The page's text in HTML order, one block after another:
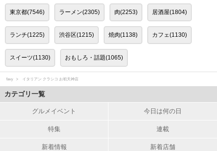
東京都(7546) ラーメン(2305) 肉(2253) 居酒屋(1804)
ランチ(1225) 渋谷区(1215) 焼肉(1138) カフェ(1130)
スイーツ(1130) おもしろ・話題(1065)
favy イタリアン クラシコ お初天神店
カテゴリ一覧
グルメイベント 今日は何の日
特集 連載
新着情報 新着店舗